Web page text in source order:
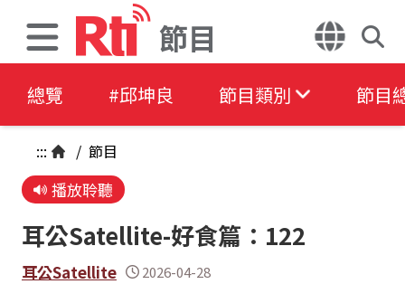
節目
總覽 #邱坤良 節目類別 節目
::: / 節目
播放聆聽
耳公Satellite-好食篇：122
耳公Satellite 2026-04-28